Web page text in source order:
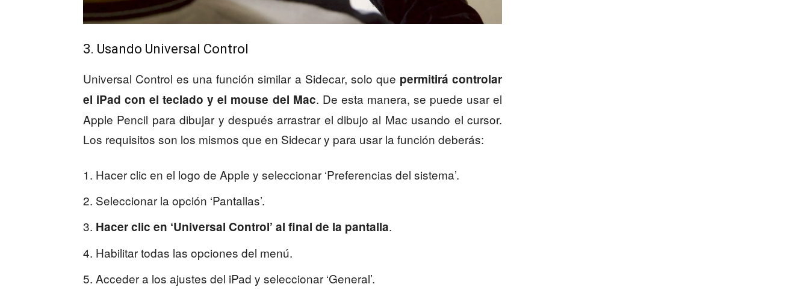
3. Usando Universal Control
Universal Control es una función similar a Sidecar, solo que permitirá controlar
el iPad con el teclado y el mouse del Mac. De esta manera, se puede usar el
Apple Pencil para dibujar y después arrastrar el dibujo al Mac usando el cursor.
Los requisitos son los mismos que en Sidecar y para usar la función deberás:
Hacer clic en el logo de Apple y seleccionar ‘Preferencias del sistema’.
Seleccionar la opción ‘Pantallas’.
Hacer clic en ‘Universal Control’ al final de la pantalla.
Habilitar todas las opciones del menú.
Acceder a los ajustes del iPad y seleccionar ‘General’.